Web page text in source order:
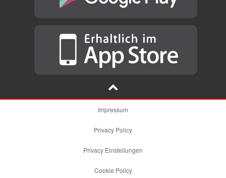
Impressum
Privacy Policy
Privacy Einstellungen
Cookie Policy